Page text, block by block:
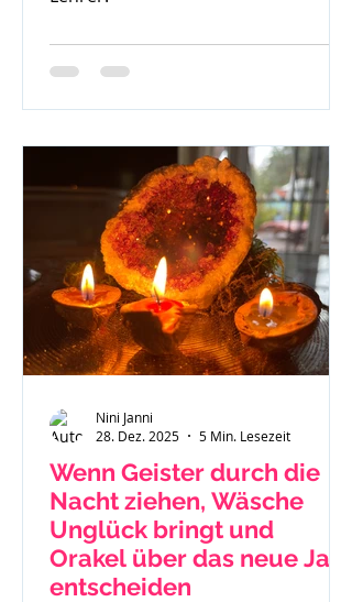
Wenn Geister durch die
Nacht ziehen, Wäsche
Unglück bringt und
Orakel über das neue Jahr
entscheiden
Nini Janni
28. Dez. 2025
5 Min. Lesezeit